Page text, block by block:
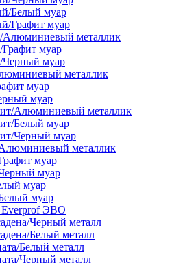
Белый муар
Графит муар
металлик
муар
муар
металлик
муар
муар
Алюминиевый металлик
Белый муар
Черный муар
металлик
муар
муар
муар
муар
Everprof ЭВО
Черный металл
Белый металл
Белый металл
Черный металл